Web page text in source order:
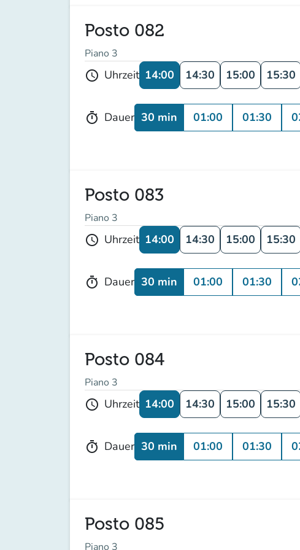
Posto 082
Piano 3
schedule Uhrzeit 14:00 14:30 15:00 15:30
timer Dauer 30 min 01:00 01:30
Posto 083
Piano 3
schedule Uhrzeit 14:00 14:30 15:00 15:30
timer Dauer 30 min 01:00 01:30
Posto 084
Piano 3
schedule Uhrzeit 14:00 14:30 15:00 15:30
timer Dauer 30 min 01:00 01:30
Posto 085
Piano 3